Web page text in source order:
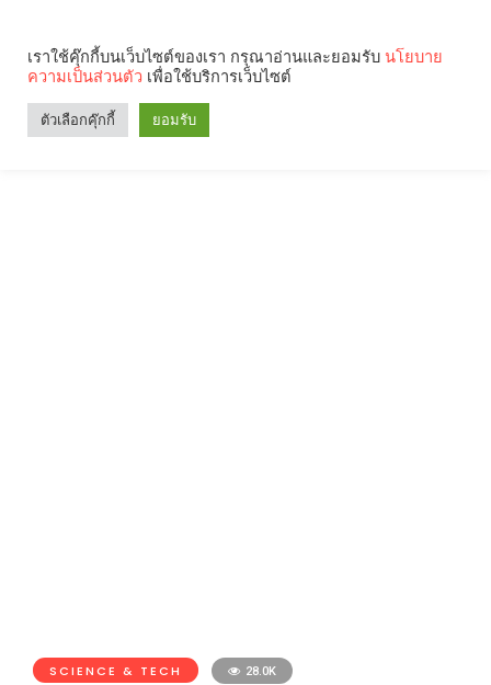
Search
SCIENCE & TECH 28.0K
เราใช้คุ๊กกี้บนเว็บไซต์ของเรา กรุณาอ่านและยอมรับ นโยบาย
ความเป็นส่วนตัว เพื่อใช้บริการเว็บไซต์
ตัวเลือกคุ๊กกี้ ยอมรับ